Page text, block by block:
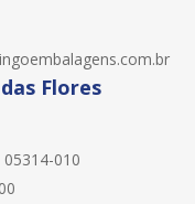
Flores
05314-010